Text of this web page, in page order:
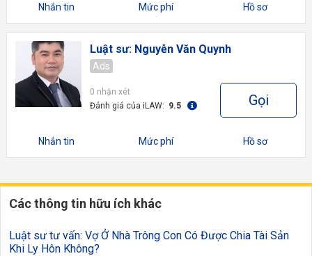
Nhắn tin Mức phí Hồ sơ
Luật sư: Nguyễn Văn Quynh
Ads
0 nhận xét
Đánh giá của iLAW: 9.5 Gọi
Nhắn tin Mức phí Hồ sơ
Các thông tin hữu ích khác
Luật sư tư vấn: Vợ Ở Nhà Trông Con Có Được Chia Tài Sản
Khi Ly Hôn Không?